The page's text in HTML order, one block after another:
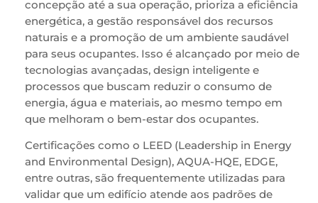
concepção até a sua operação, prioriza a eficiência
energética, a gestão responsável dos recursos
naturais e a promoção de um ambiente saudável
para seus ocupantes. Isso é alcançado por meio de
tecnologias avançadas, design inteligente e
processos que buscam reduzir o consumo de
energia, água e materiais, ao mesmo tempo em
que melhoram o bem-estar dos ocupantes.
Certificações como o LEED (Leadership in Energy
and Environmental Design), AQUA-HQE, EDGE,
entre outras, são frequentemente utilizadas para
validar que um edifício atende aos padrões de